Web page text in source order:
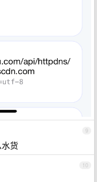
9
货
10